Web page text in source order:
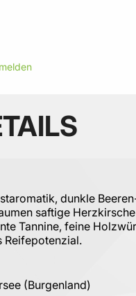
dunkle
saftige
Tannine, feine
Reifepotenzial.
(Burgenland)